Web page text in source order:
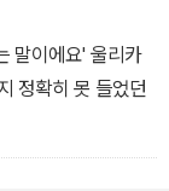
말이에요' 울리카
정확히 못 들었던